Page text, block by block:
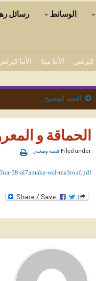
الوسائط رسائل
كيرلس الأنبا مينا الأنبا
السيد المسيح
الحماقة و
Filed under قصة ومعنى
58-al7amaka-wal-ma3rouf.pdf